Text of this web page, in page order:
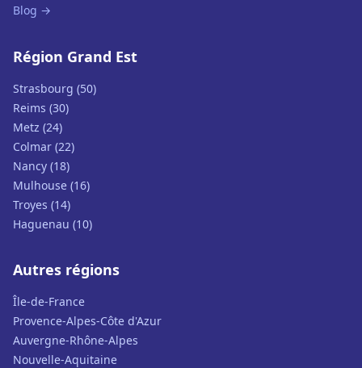
Blog →
Région Grand Est
Strasbourg (50)
Reims (30)
Metz (24)
Colmar (22)
Nancy (18)
Mulhouse (16)
Troyes (14)
Haguenau (10)
Autres régions
Île-de-France
Provence-Alpes-Côte d'Azur
Auvergne-Rhône-Alpes
Nouvelle-Aquitaine